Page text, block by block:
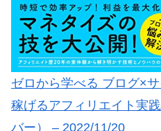
ゼロから学べる ブログ×
稼げるアフィリエイト実
バー） – 2022/11/20